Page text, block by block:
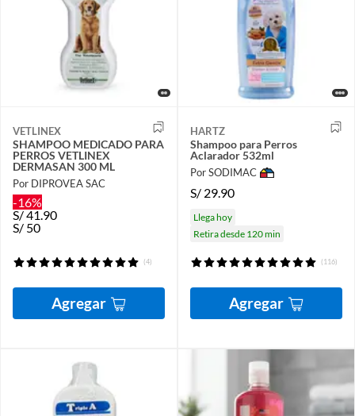
VETLINEX
SHAMPOO MEDICADO PARA
PERROS VETLINEX
DERMASAN 300 ML
Por DIPROVEA SAC
-16%
S/41.90
S/ 50
(4)
Agregar
HARTZ
Shampoo para Perros
Aclarador 532ml
Por SODIMAC
S/ 29.90
Llega hoy
Retira desde 120 min
(116)
Agregar